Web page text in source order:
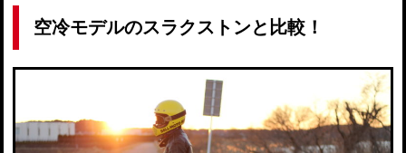
空冷モデルのスラクストンと比較！